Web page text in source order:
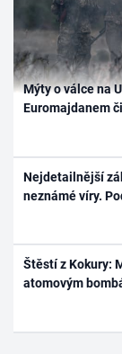
Mýty o válce na
Euromajdanem
Nejdetailnější
neznámé víry.
Štěstí z Kokury:
atomovým